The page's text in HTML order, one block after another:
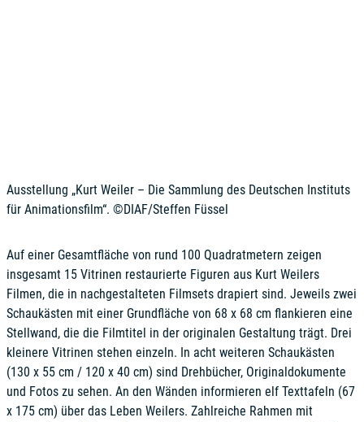
Ausstellung „Kurt Weiler – Die Sammlung des Deutschen Instituts
für Animationsfilm“. ©DIAF/Steffen Füssel
Auf einer Gesamtfläche von rund 100 Quadratmetern zeigen
insgesamt 15 Vitrinen restaurierte Figuren aus Kurt Weilers
Filmen, die in nachgestalteten Filmsets drapiert sind. Jeweils zwei
Schaukästen mit einer Grundfläche von 68 x 68 cm flankieren eine
Stellwand, die die Filmtitel in der originalen Gestaltung trägt. Drei
kleinere Vitrinen stehen einzeln. In acht weiteren Schaukästen
(130 x 55 cm / 120 x 40 cm) sind Drehbücher, Originaldokumente
und Fotos zu sehen. An den Wänden informieren elf Texttafeln (67
x 175 cm) über das Leben Weilers. Zahlreiche Rahmen mit